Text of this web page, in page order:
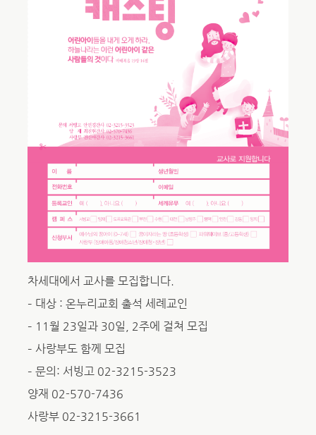
차세대에서 교사를 모집합니다.
– 대상 : 온누리교회 출석 세례교인
– 11월 23일과 30일, 2주에 걸쳐 모집
– 사랑부도 함께 모집
– 문의: 서빙고 02-3215-3523
양재 02-570-7436
사랑부 02-3215-3661